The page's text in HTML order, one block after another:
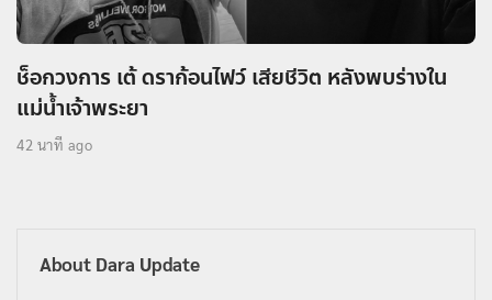
ช็อกวงการ เต้ ดราก้อนไฟว์ เสียชีวิต หลังพบร่างใน
แม่น้ำเจ้าพระยา
42 นาที ago
About Dara Update